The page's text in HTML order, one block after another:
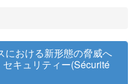
における新形態の脅威へ
キュリティー(Sécurité